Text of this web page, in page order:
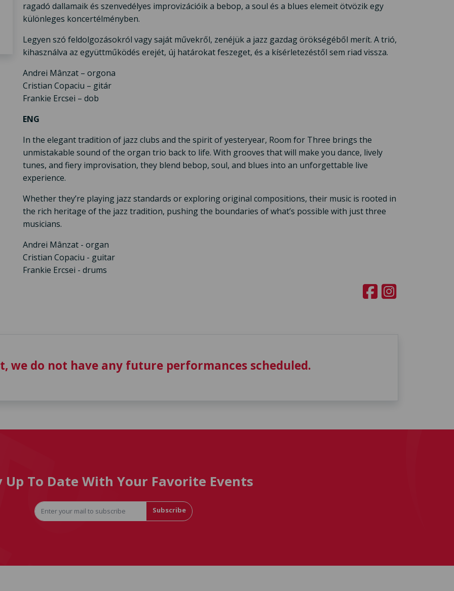
ragadó dallamaik és szenvedélyes improvizációik a bebop, a soul és a blues elemeit ötvözik egy
különleges koncertélményben.
Legyen szó feldolgozásokról vagy saját művekről, zenéjük a jazz gazdag örökségéből merít. A trió,
kihasználva az együttműködés erejét, új határokat feszeget, és a kísérletezéstől sem riad vissza.
Andrei Mânzat – orgona
Cristian Copaciu – gitár
Frankie Ercsei – dob
ENG
In the elegant tradition of jazz clubs and the spirit of yesteryear, Room for Three brings the
unmistakable sound of the organ trio back to life. With grooves that will make you dance, lively
tunes, and fiery improvisation, they blend bebop, soul, and blues into an unforgettable live
experience.
Whether they’re playing jazz standards or exploring original compositions, their music is rooted in
the rich heritage of the jazz tradition, pushing the boundaries of what’s possible with just three
musicians.
Andrei Mânzat - organ
Cristian Copaciu - guitar
Frankie Ercsei - drums
we do not have any future performances scheduled.
Up To Date With Your Favorite Events
Subscribe